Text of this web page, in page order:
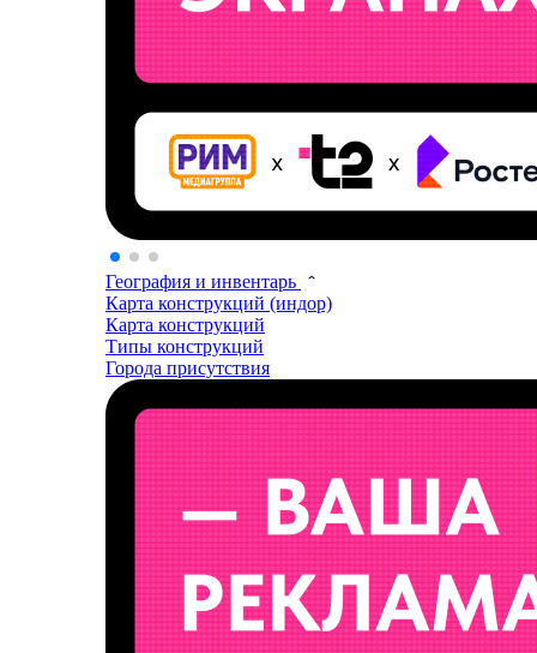
География и инвентарь
Карта конструкций (индор)
Карта конструкций
Типы конструкций
Города присутствия